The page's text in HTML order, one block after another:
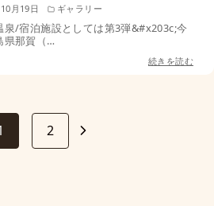
月19日 ギャラリー
泉/宿泊施設としては第3弾&#x203c;︎今
県那賀（…
続きを読む
2